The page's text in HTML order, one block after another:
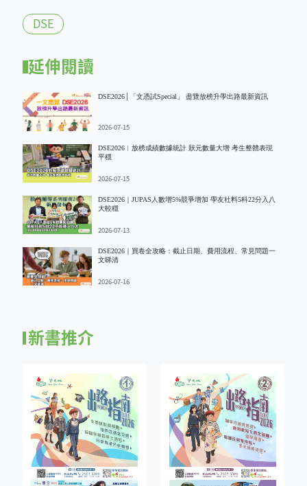
DSE
延伸閱讀
DSE2026│「文憑試Special」 盡覽放榜升學出路最新資訊
2026-07-15
DSE2026︱放榜成績數據統計 狀元數量大增 考生整體表現
平穩
2026-07-15
DSE2026｜JUPAS人數增5%競爭增加 學友社料5科22分入八
大較穩
2026-07-13
DSE2026｜買卷全攻略：截止日期、費用流程、常見問題一
文睇清
2026-07-16
新書推介